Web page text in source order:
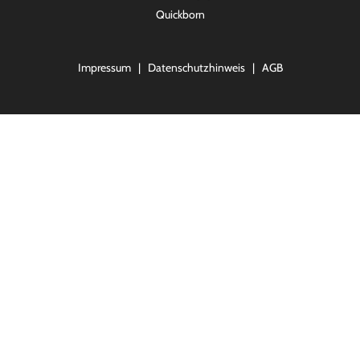
Quickborn
Impressum| Datenschutzhinweis| AGB